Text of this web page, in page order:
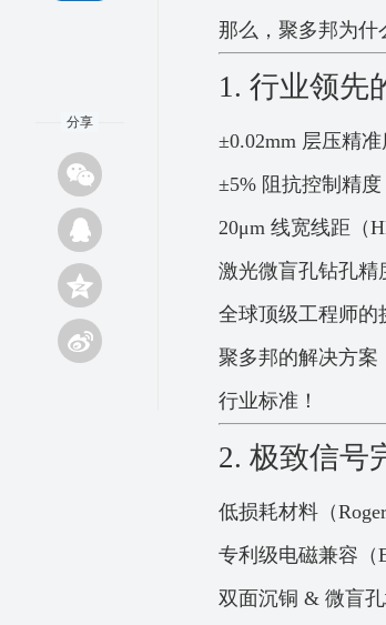
分享
那么，聚多邦为什
1. 行业领先
±0.02mm 层压精
±5% 阻抗控制精
20μm 线宽线距（
激光微盲孔钻孔
全球顶级工程师的
聚多邦的解决方案
行业标准！
2. 极致信号
低损耗材料（
专利级电磁兼容
双面沉铜 & 微盲